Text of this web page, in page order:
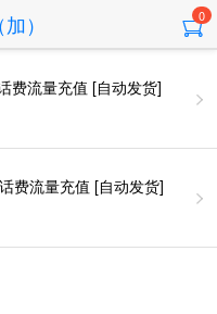
） 0
费流量充值 [自动发货]
费流量充值 [自动发货]